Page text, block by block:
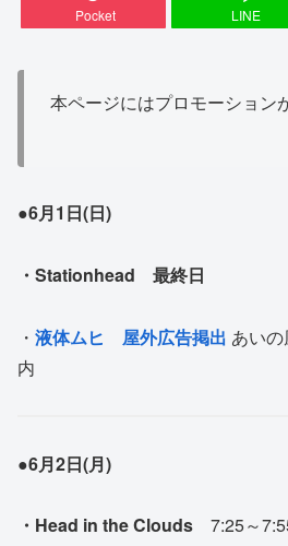
Pocket LINE
本ページにはプロモーション
●6月1日(日)
・Stationhead 最終日
・ 液体ムヒ 屋外広告掲出 あい
内
●6月2日(月)
・Head in the Clouds 7:25～